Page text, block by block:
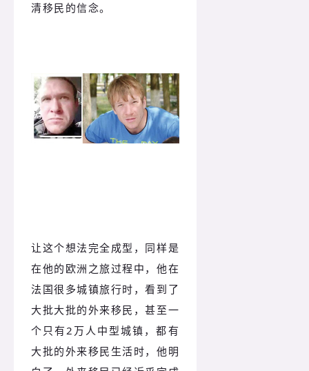
清移民的信念。
让这个想法完全成型，同样是
在他的欧洲之旅过程中，他在
法国很多城镇旅行时，看到了
大批大批的外来移民，甚至一
个只有2万人中型城镇，都有
大批的外来移民生活时，他明